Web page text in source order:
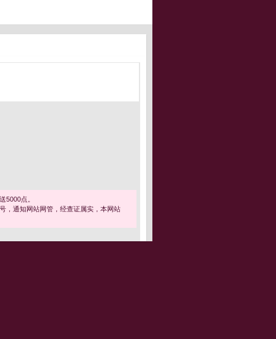
5000点。
，通知网站网管，经查证属实，本网站